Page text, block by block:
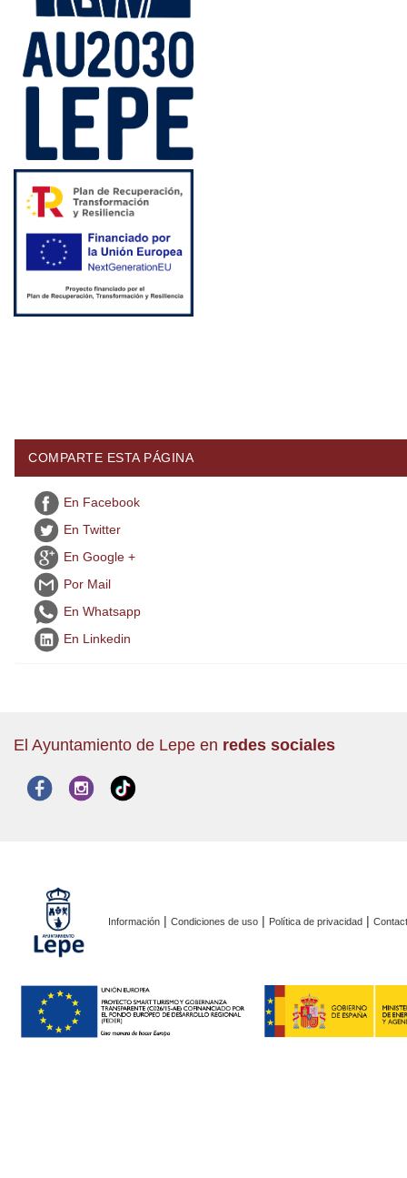
COMPARTE ESTA PÁGINA
En Facebook
En Twitter
En Google +
Por Mail
En Whatsapp
En Linkedin
El Ayuntamiento de Lepe en redes sociales
Información | Condiciones de uso | Política de privacidad |